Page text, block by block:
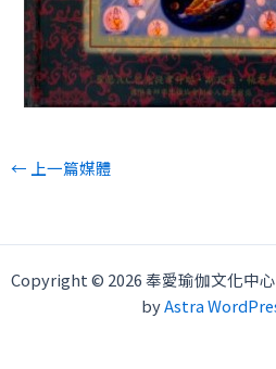
← 上一篇媒體
Copyright © 2026 奉愛瑜伽文化中
byAstra